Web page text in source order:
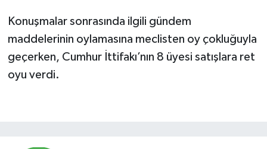
Konuşmalar sonrasında ilgili gündem
maddelerinin oylamasına meclisten oy çokluğuyla
geçerken, Cumhur İttifakı’nın 8 üyesi satışlara ret
oyu verdi.